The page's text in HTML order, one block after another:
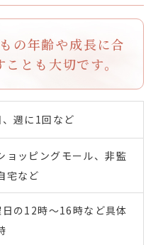
の年齢や成長に合
とも大切です。
週に1回など
ョッピングモール、非監
宅など
の12時〜16時など具体